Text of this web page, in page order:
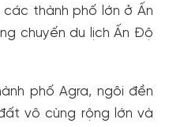
các thành phố lớn ở Ấn
chuyến du lịch Ấn Độ
phố Agra, ngôi đền
vô cùng rộng lớn và